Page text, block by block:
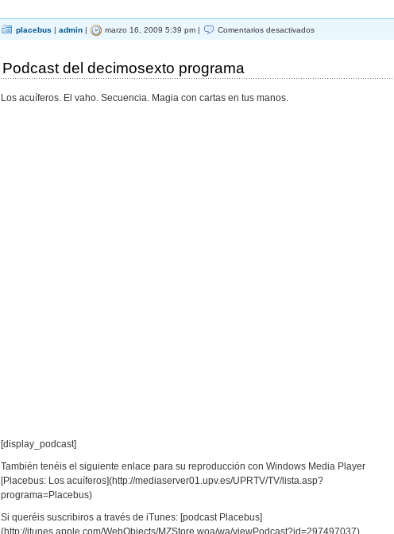
placebus | admin | marzo 16, 2009 5:39 pm | Comentarios desactivadosen
Podcast del decimosexto programa
Los acuíferos. El vaho. Secuencia. Magia con cartas en tus manos.
[display_podcast]
También tenéis el siguiente enlace para su reproducción con Windows Media Player
[Placebus: Los acuíferos](http://mediaserver01.upv.es/UPRTV/TV/lista.asp?
programa=Placebus)
Si queréis suscribiros a través de iTunes: [podcast Placebus]
(http://itunes.apple.com/WebObjects/MZStore.woa/wa/viewPodcast?id=297497037)